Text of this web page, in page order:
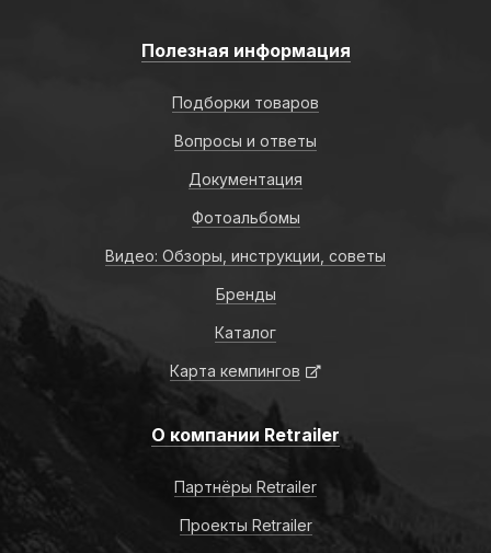
Полезная информация
Подборки товаров
Вопросы и ответы
Документация
Фотоальбомы
Видео: Обзоры, инструкции, советы
Бренды
Каталог
Карта кемпингов
О компании Retrailer
Партнёры Retrailer
Проекты Retrailer